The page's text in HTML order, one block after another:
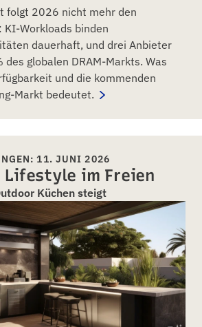
folgt 2026 nicht mehr den
Workloads binden
dauerhaft, und drei Anbieter
globalen DRAM-Markts. Was
und die kommenden
Markt bedeutet.
11. JUNI 2026
Lifestyle im Freien
Küchen steigt